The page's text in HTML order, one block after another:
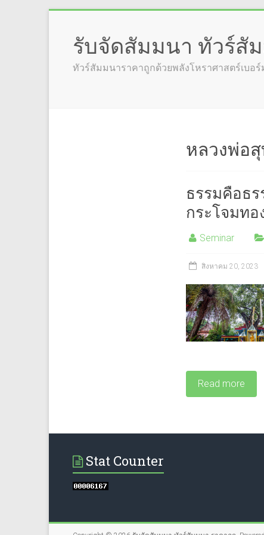
รับจัดสัมมนา ทัวร์สั
ทัวร์สัมมนาราคาถูกด้วยพลังโหราศาสตร์เบอร์
หลวงพ่อ
ธรรมคือธ
กระโจมทอ
Seminar
สิงหาคม 20, 2023
Read more
Stat Counter